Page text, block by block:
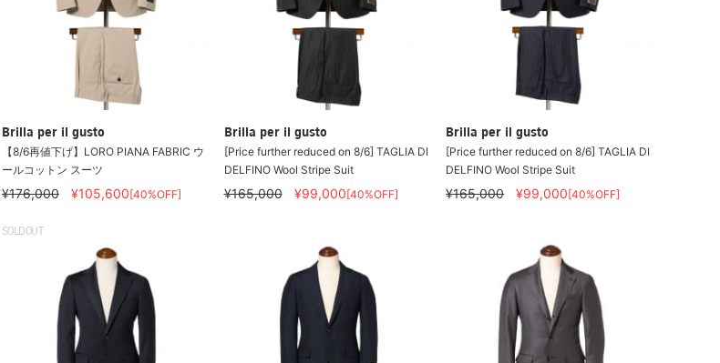
Brilla per il gusto
【8/6再値下げ】LORO PIANA FABRIC ウ
ールコットン スーツ
¥176,000 ¥105,600[40%OFF]
Brilla per il gusto
[Price further reduced on 8/6] TAGLIA DI
DELFINO Wool Stripe Suit
¥165,000 ¥99,000[40%OFF]
Brilla per il gusto
[Price further reduced on 8/6] TAGLIA DI
DELFINO Wool Stripe Suit
¥165,000 ¥99,000[40%OFF]
SOLDOUT